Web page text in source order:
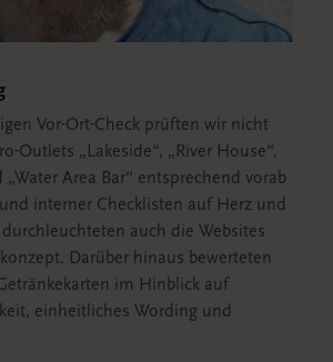
Vor-Ort-Check prüften wir nicht
Outlets „Lakeside“, „River House“,
„Water Area Bar“ entsprechend vorab
interner Checklisten auf Herz und
auch die Websites
Darüber hinaus bewerteten
im Hinblick auf
einheitliches Wording und